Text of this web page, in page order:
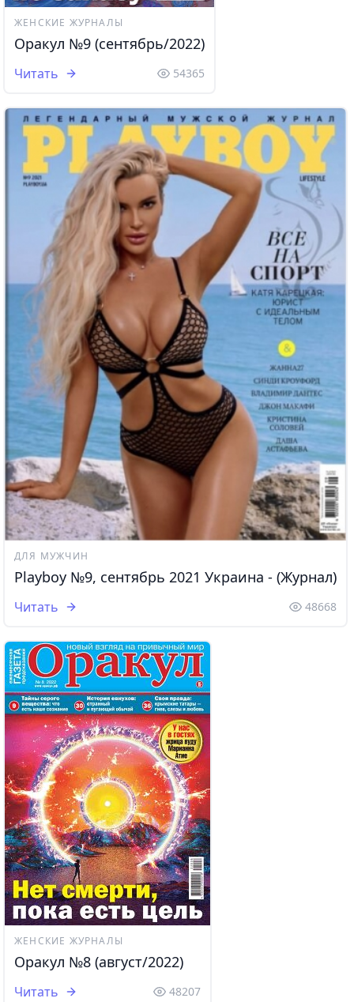
ЖЕНСКИЕ ЖУРНАЛЫ
Оракул №9 (сентябрь/2022)
Читать 54365
ДЛЯ МУЖЧИН
Playboy №9, сентябрь 2021 Украина - (Журнал)
Читать 48668
ЖЕНСКИЕ ЖУРНАЛЫ
Оракул №8 (август/2022)
Читать 48207